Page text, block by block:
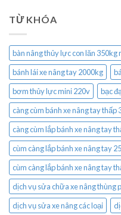
TỪ KHÓA
bàn nâng thủy lực con lăn 350kg
bánh lái xe nâng tay 2000kg
bơm thủy lực mini 220v
bạc
càng cùm bánh xe nâng tay thấp
càng cùm lắp bánh xe nâng tay
cùm càng lắp bánh xe nâng tay
cùm càng lắp bánh xe nâng tay
dịch vụ sửa chữa xe nâng thùng
dịch vụ sửa xe nâng các loại